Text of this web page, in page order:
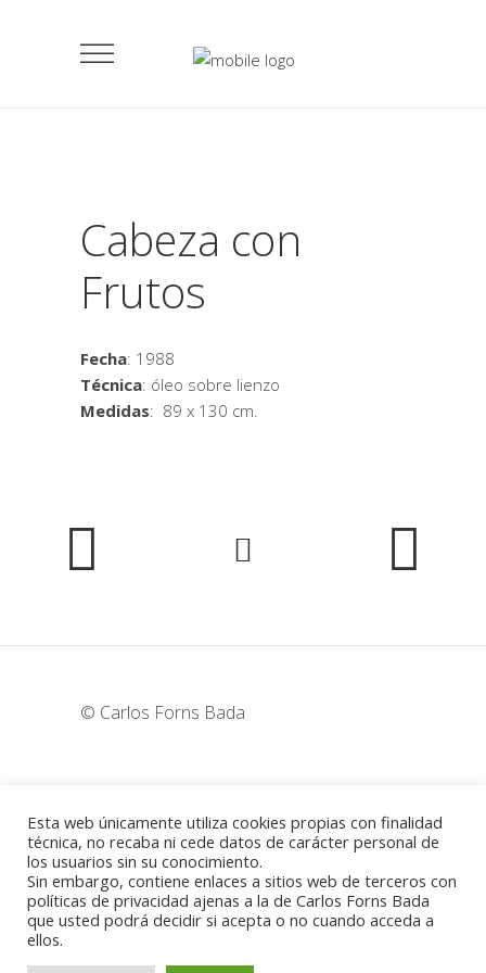
Cabeza con
Frutos
Fecha: 1988
Técnica: óleo sobre lienzo
Medidas: 89 x 130 cm.
© Carlos Forns Bada
Madrid - España
Esta web únicamente utiliza cookies propias con finalidad
técnica, no recaba ni cede datos de carácter personal de
los usuarios sin su conocimiento.
Sin embargo, contiene enlaces a sitios web de terceros con
políticas de privacidad ajenas a la de Carlos Forns Bada
que usted podrá decidir si acepta o no cuando acceda a
ellos.